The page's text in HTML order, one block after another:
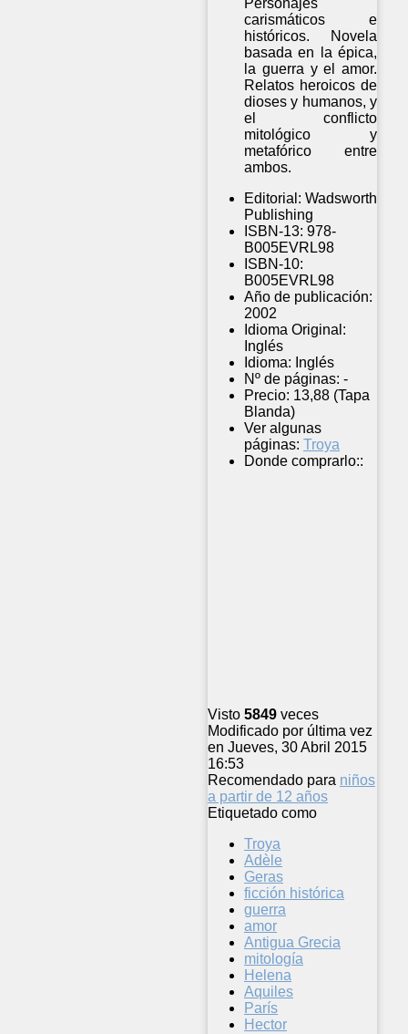
Personajes
carismáticos e
históricos. Novela
basada en la épica,
la guerra y el amor.
Relatos heroicos de
dioses y humanos, y
el conflicto
mitológico y
metafórico entre
ambos.
Editorial: Wadsworth
Publishing
ISBN-13: 978-
B005EVRL98
ISBN-10:
B005EVRL98
Año de publicación:
2002
Idioma Original:
Inglés
Idioma: Inglés
Nº de páginas: -
Precio: 13,88 (Tapa
Blanda)
Ver algunas
páginas: Troya
Donde comprarlo::
Visto 5849 veces
Modificado por última vez
en Jueves, 30 Abril 2015
16:53
Recomendado para niños
a partir de 12 años
Etiquetado como
Troya
Adèle
Geras
ficción histórica
guerra
amor
Antigua Grecia
mitología
Helena
Aquiles
París
Hector